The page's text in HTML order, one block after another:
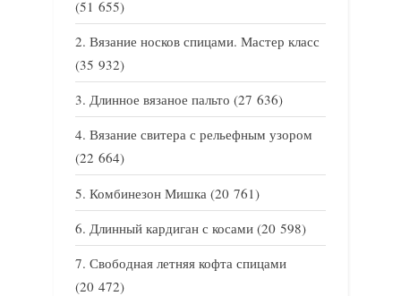
(51 655)
Вязание носков спицами. Мастер класс
(35 932)
Длинное вязаное пальто (27 636)
Вязание свитера с рельефным узором
(22 664)
Комбинезон Мишка (20 761)
Длинный кардиган с косами (20 598)
Свободная летняя кофта спицами
(20 472)